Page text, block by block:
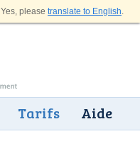
Yes, please translate to English.
Tarifs Aide